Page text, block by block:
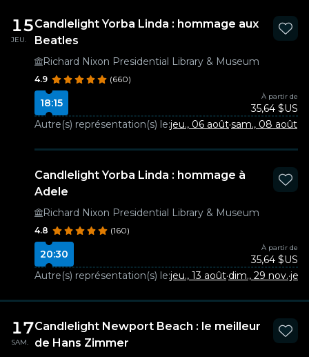
15
JEU.
Candlelight Yorba Linda : hommage aux
Beatles
Richard Nixon Presidential Library & Museum
4.9 (660)
18:15
À partir de
35,64 $US
Autre(s) représentation(s) le:jeu., 06 août·sam., 08 août
Candlelight Yorba Linda : hommage à
Adele
Richard Nixon Presidential Library & Museum
4.8 (160)
20:30
À partir de
35,64 $US
Autre(s) représentation(s) le:jeu., 13 août·dim., 29 nov.·
17
SAM.
Candlelight Newport Beach : le meilleur
de Hans Zimmer